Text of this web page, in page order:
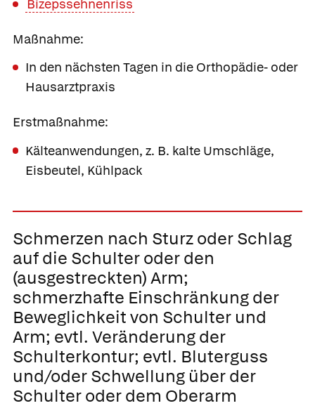
Bizepssehnenriss
Maßnahme:
In den nächsten Tagen in die Orthopädie- oder
Hausarztpraxis
Erstmaßnahme:
Kälteanwendungen, z. B. kalte Umschläge,
Eisbeutel, Kühlpack
Schmerzen nach Sturz oder Schlag
auf die Schulter oder den
(ausgestreckten) Arm;
schmerzhafte Einschränkung der
Beweglichkeit von Schulter und
Arm; evtl. Veränderung der
Schulterkontur; evtl. Bluterguss
und/oder Schwellung über der
Schulter oder dem Oberarm